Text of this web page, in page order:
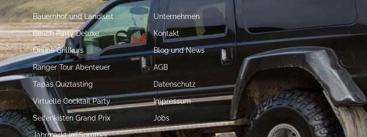
Bauernhof und Landlust
Beach Party Deluxe
Online Grillkurs
Ranger Tour Abenteuer
Tapas Quiztasting
Virtuelle Cocktail Party
Seifenkisten Grand Prix
Jahrmarkt im Sommer
Unternehmen
Kontakt
Blog und News
AGB
Datenschutz
Impressum
Jobs